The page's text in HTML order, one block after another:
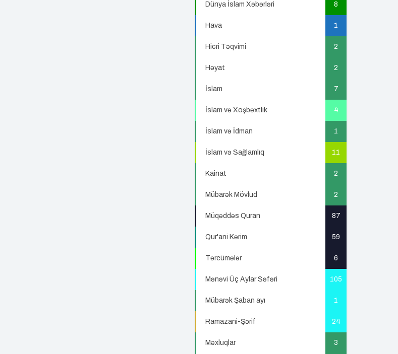
Dünya İslam Xəbərləri 8
Hava 1
Hicri Təqvimi 2
Həyat 2
İslam 7
İslam və Xoşbəxtlik 4
İslam və İdman 1
İslam və Sağlamlıq 11
Kainat 2
Mübarək Mövlud 2
Müqəddəs Quran 87
Qur'ani Kərim 59
Tərcümələr 6
Mənəvi Üç Aylar Səfəri 105
Mübarək Şaban ayı 1
Ramazani-Şərif 24
Məxluqlar 3